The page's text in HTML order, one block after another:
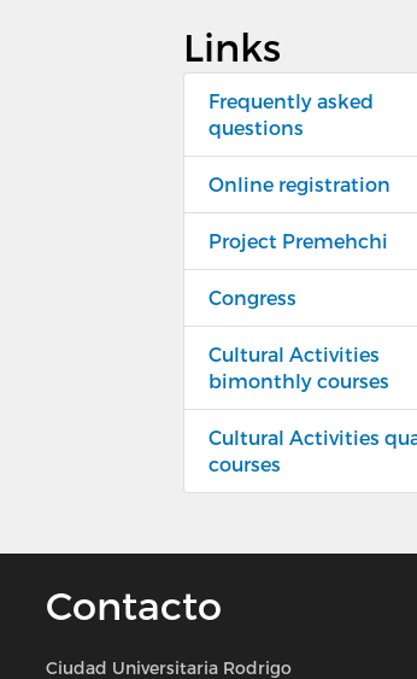
Links
Frequently asked
questions
Online registration
Project Premehchi
Congress
Cultural Activities
bimonthly courses
Cultural Activities
courses
Contacto
Ciudad Universitaria Rodrigo